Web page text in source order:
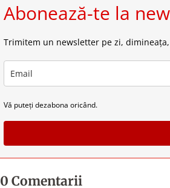
Abonează-te la
Trimitem un newsletter pe zi,
Vă puteți dezabona oricând.
0 Comentarii